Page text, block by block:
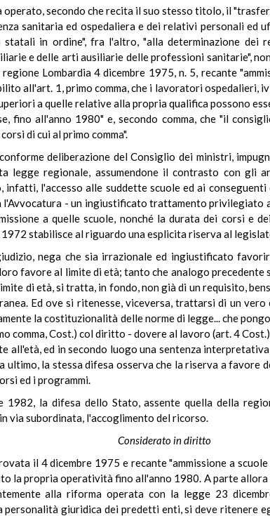
operato, secondo che recita il suo stesso titolo, il
sanitaria ed ospedaliera e dei relativi personali ed
in ordine", fra l'altro, "alla determinazione dei
e delle arti ausiliarie delle professioni sanitarie",
regione Lombardia 4 dicembre 1975, n. 5, recante
all'art. 1, primo comma, che i lavoratori ospedalieri,
a quelle relative alla propria qualifica possono
fino all'anno 1980" e, secondo comma, che "il
di cui al primo comma".
deliberazione del Consiglio dei ministri,
legge regionale, assumendone il contrasto con
infatti, l'accesso alle suddette scuole ed ai
l'Avvocatura - un ingiustificato trattamento
a quelle scuole, nonché la durata dei corsi e
1972 stabilisce al riguardo una esplicita riserva al
nega che sia irrazionale ed ingiustificato
favore al limite di età; tanto che analogo
di età, si tratta, in fondo, non già di un requisito,
Ed ove si ritenesse, viceversa, trattarsi di un
la costituzionalità delle norme di legge... che
comma, Cost.) col diritto - dovere al lavoro (art. 4
all'età, ed in secondo luogo una sentenza
la stessa difesa osserva che la riserva a favore
ed i programmi.
la difesa dello Stato, assente quella della
via subordinata, l'accoglimento del ricorso.
Considerato in diritto
il 4 dicembre 1975 e recante "ammissione a
la propria operatività fino all'anno 1980. A parte
alla riforma operata con la legge 23
personalità giuridica dei predetti enti, si deve ritenere